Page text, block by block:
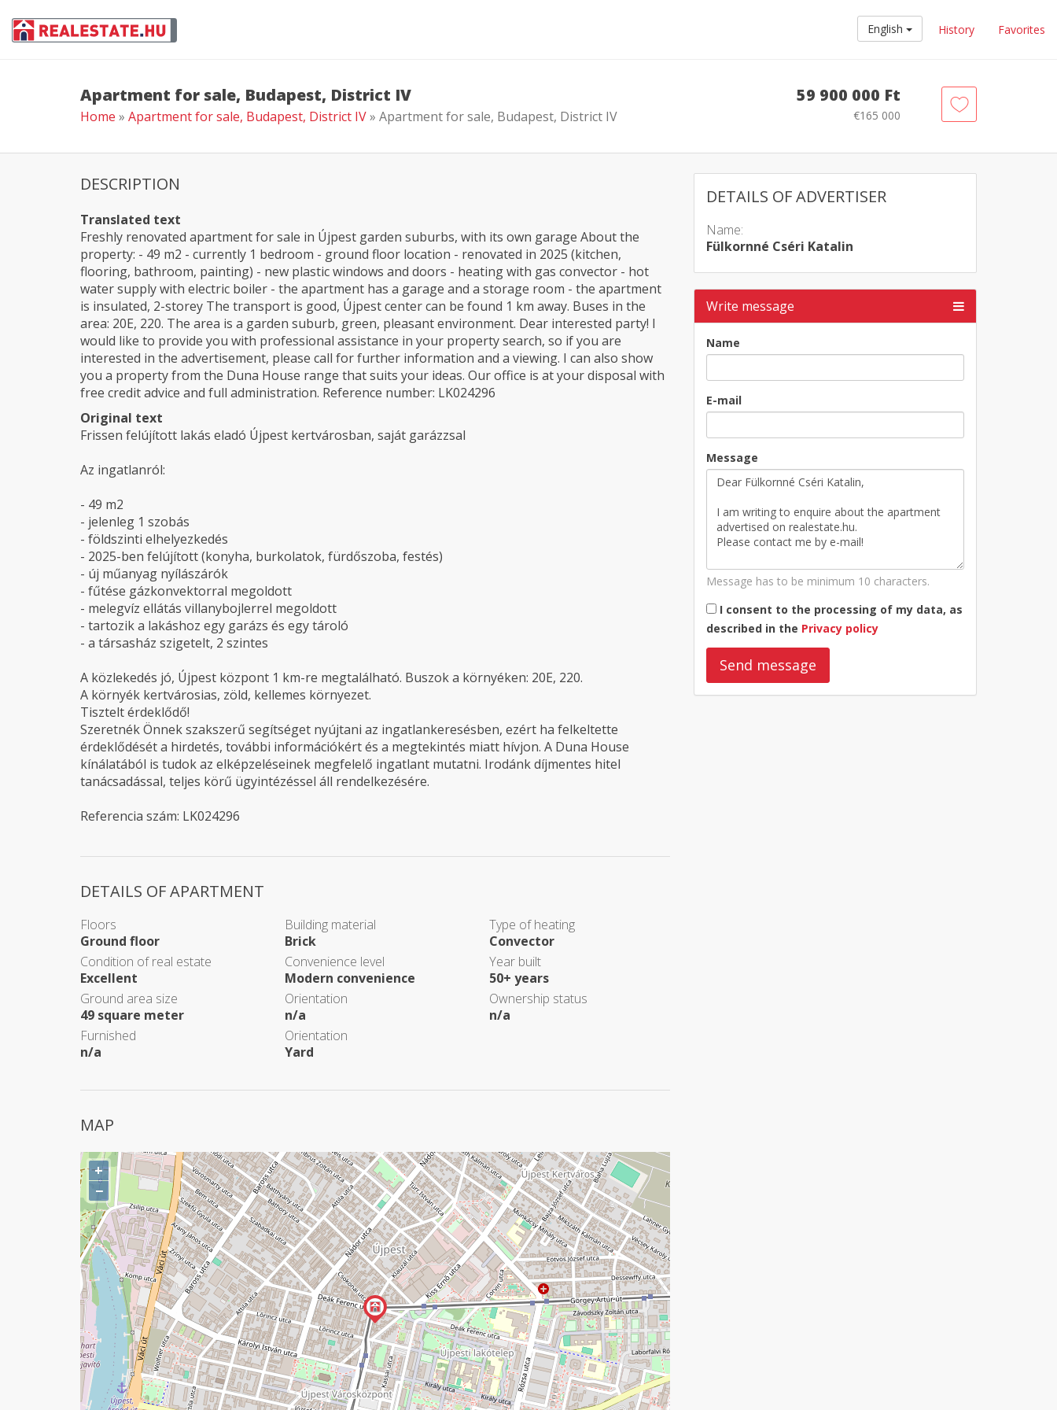
English History Favorites
Apartment for sale, Budapest, District IV
Home » Apartment for sale, Budapest, District IV» Apartment for sale, Budapest, District IV
59 900 000 Ft
€165 000
DETAILS OF ADVERTISER
Name:
Fülkornné Cséri Katalin
Write message
Name
E-mail
Message
Message has to be minimum 10 characters.
I consent to the processing of my data, as
described in the Privacy policy
Send message
DESCRIPTION
Translated text
Freshly renovated apartment for sale in Újpest garden suburbs, with its own garage About the
property: - 49 m2 - currently 1 bedroom - ground floor location - renovated in 2025 (kitchen,
flooring, bathroom, painting) - new plastic windows and doors - heating with gas convector - hot
water supply with electric boiler - the apartment has a garage and a storage room - the apartment
is insulated, 2-storey The transport is good, Újpest center can be found 1 km away. Buses in the
area: 20E, 220. The area is a garden suburb, green, pleasant environment. Dear interested party! I
would like to provide you with professional assistance in your property search, so if you are
interested in the advertisement, please call for further information and a viewing. I can also show
you a property from the Duna House range that suits your ideas. Our office is at your disposal with
free credit advice and full administration. Reference number: LK024296
Original text
Frissen felújított lakás eladó Újpest kertvárosban, saját garázzsal
Az ingatlanról:
- 49 m2
- jelenleg 1 szobás
- földszinti elhelyezkedés
- 2025-ben felújított (konyha, burkolatok, fürdőszoba, festés)
- új műanyag nyílászárók
- fűtése gázkonvektorral megoldott
- melegvíz ellátás villanybojlerrel megoldott
- tartozik a lakáshoz egy garázs és egy tároló
- a társasház szigetelt, 2 szintes
A közlekedés jó, Újpest központ 1 km-re megtalálható. Buszok a környéken: 20E, 220.
A környék kertvárosias, zöld, kellemes környezet.
Tisztelt érdeklődő!
Szeretnék Önnek szakszerű segítséget nyújtani az ingatlankeresésben, ezért ha felkeltette
érdeklődését a hirdetés, további információkért és a megtekintés miatt hívjon. A Duna House
kínálatából is tudok az elképzeléseinek megfelelő ingatlant mutatni. Irodánk díjmentes hitel
tanácsadással, teljes körű ügyintézéssel áll rendelkezésére.
Referencia szám: LK024296
DETAILS OF APARTMENT
Floors
Ground floor
Building material
Brick
Type of heating
Convector
Condition of real estate
Excellent
Convenience level
Modern convenience
Year built
50+ years
Ground area size
49 square meter
Orientation
n/a
Ownership status
n/a
Furnished
n/a
Orientation
Yard
MAP
+
−